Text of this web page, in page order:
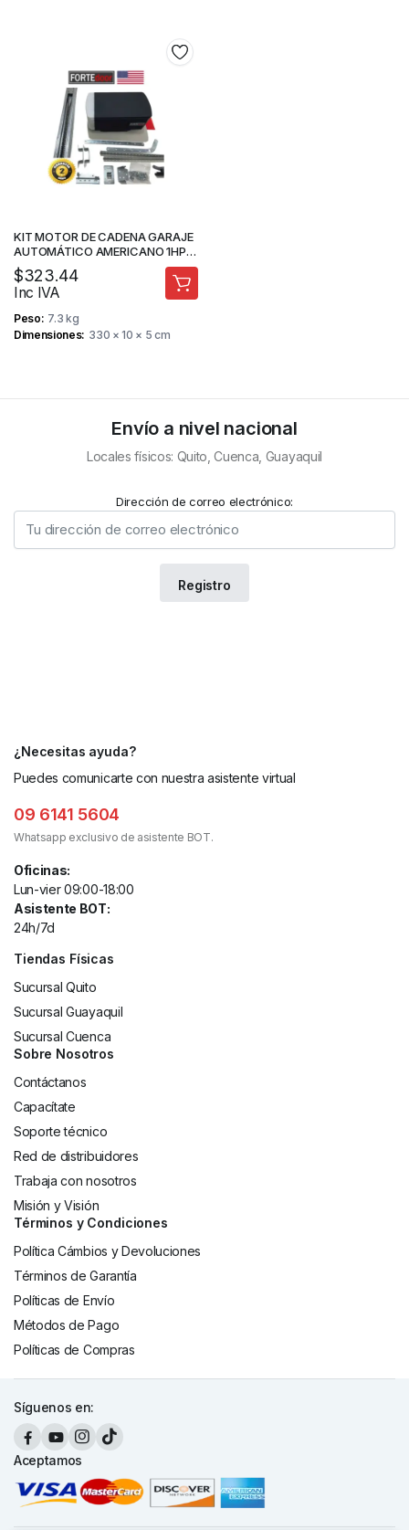
KIT MOTOR DE CADENA GARAJE
AUTOMÁTICO AMERICANO 1HP
1500N.M RIEL 3.3M –
FORTEDOOR
$323.44
Inc IVA
Peso 7.3 kg
Dimensiones 330 × 10 × 5 cm
Envío a nivel nacional
Locales físicos: Quito, Cuenca, Guayaquil
Dirección de correo electrónico:
¿Necesitas ayuda?
Puedes comunicarte con nuestra asistente virtual
09 6141 5604
Whatsapp exclusivo de asistente BOT.
Oficinas:
Lun-vier 09:00-18:00
Asistente BOT:
24h/7d
Tiendas Físicas
Sucursal Quito
Sucursal Guayaquil
Sucursal Cuenca
Sobre Nosotros
Contáctanos
Capacítate
Soporte técnico
Red de distribuidores
Trabaja con nosotros
Misión y Visión
Términos y Condiciones
Política Cámbios y Devoluciones
Términos de Garantía
Políticas de Envío
Métodos de Pago
Políticas de Compras
Síguenos en:
Aceptamos